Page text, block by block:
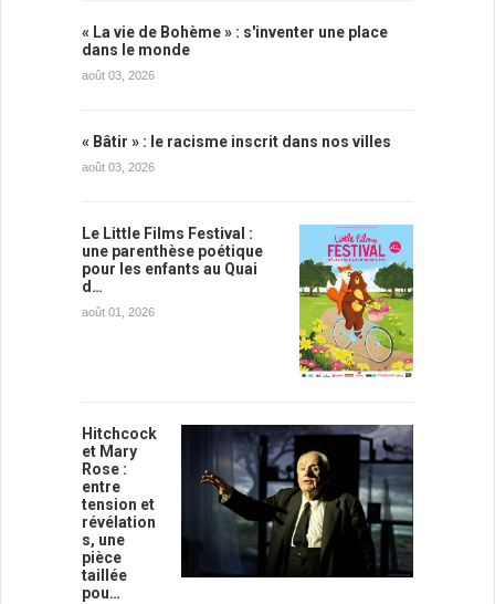
« La vie de Bohème » : s'inventer une place
dans le monde
août 03, 2026
« Bâtir » : le racisme inscrit dans nos villes
août 03, 2026
Le Little Films Festival :
une parenthèse poétique
pour les enfants au Quai
d…
août 01, 2026
Hitchcock
et Mary
Rose :
entre
tension et
révélation
s, une
pièce
taillée
pou…